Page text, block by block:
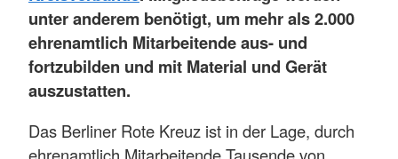
unter anderem benötigt, um mehr als 2.000
ehrenamtlich Mitarbeitende aus- und
fortzubilden und mit Material und Gerät
auszustatten.
Das Berliner Rote Kreuz ist in der Lage, durch
ehrenamtlich Mitarbeitende Tausende von